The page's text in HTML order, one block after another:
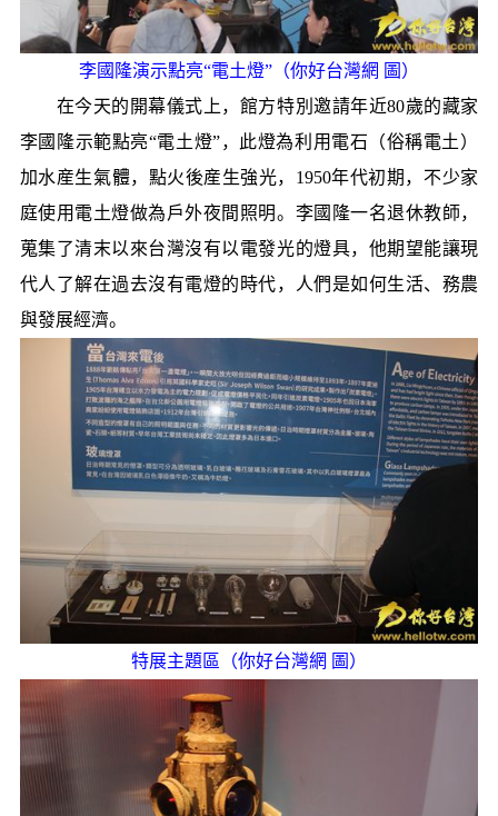
李國隆演示點亮“電土燈”（你好台灣網 圖）
在今天的開幕儀式上，館方特別邀請年近80歲的藏家
李國隆示範點亮“電土燈”，此燈為利用電石（俗稱電土）
加水産生氣體，點火後産生強光，1950年代初期，不少家
庭使用電土燈做為戶外夜間照明。李國隆一名退休教師，
蒐集了清末以來台灣沒有以電發光的燈具，他期望能讓現
代人了解在過去沒有電燈的時代，人們是如何生活、務農
與發展經濟。
特展主題區（你好台灣網 圖）